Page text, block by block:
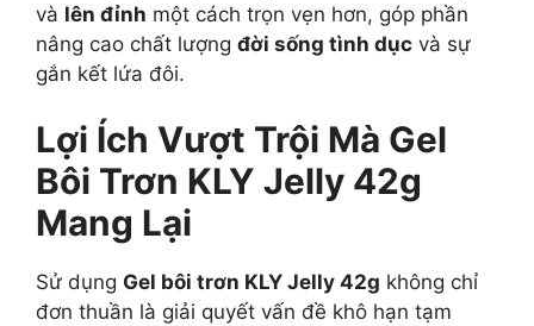
và lên đỉnh một cách trọn vẹn hơn, góp phần
nâng cao chất lượng đời sống tình dục và sự
gắn kết lứa đôi.
Lợi Ích Vượt Trội Mà Gel
Bôi Trơn KLY Jelly 42g
Mang Lại
Sử dụng Gel bôi trơn KLY Jelly 42g không chỉ
đơn thuần là giải quyết vấn đề khô hạn tạm